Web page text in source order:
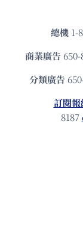
總機 1-
商業廣告
分類廣告
訂閱報
8187